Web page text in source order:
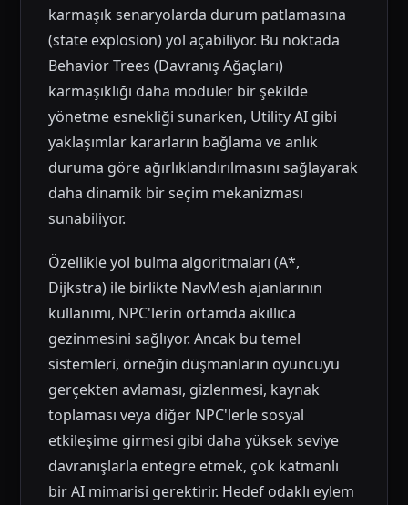
karmaşık senaryolarda durum patlamasına
(state explosion) yol açabiliyor. Bu noktada
Behavior Trees (Davranış Ağaçları)
karmaşıklığı daha modüler bir şekilde
yönetme esnekliği sunarken, Utility AI gibi
yaklaşımlar kararların bağlama ve anlık
duruma göre ağırlıklandırılmasını sağlayarak
daha dinamik bir seçim mekanizması
sunabiliyor.
Özellikle yol bulma algoritmaları (A*,
Dijkstra) ile birlikte NavMesh ajanlarının
kullanımı, NPC'lerin ortamda akıllıca
gezinmesini sağlıyor. Ancak bu temel
sistemleri, örneğin düşmanların oyuncuyu
gerçekten avlaması, gizlenmesi, kaynak
toplaması veya diğer NPC'lerle sosyal
etkileşime girmesi gibi daha yüksek seviye
davranışlarla entegre etmek, çok katmanlı
bir AI mimarisi gerektirir. Hedef odaklı eylem